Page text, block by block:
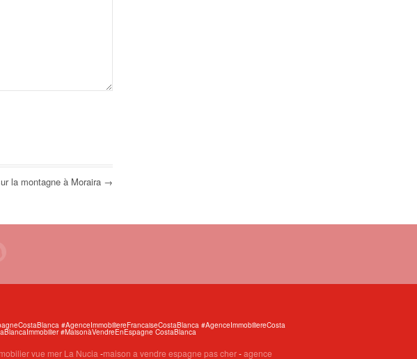
la montagne à Moraira →
#AgenceImmobiliereFrancaiseCostaBlanca #AgenceImmobiliereCosta
#MaisonàVendreEnEspagne CostaBlanca
vue mer La Nucia -maison a vendre espagne pas cher-agence